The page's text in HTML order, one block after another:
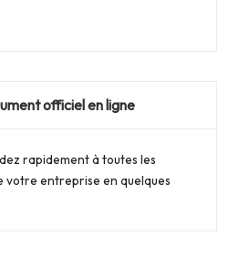
officiel en ligne
rapidement à toutes les
votre entreprise en quelques